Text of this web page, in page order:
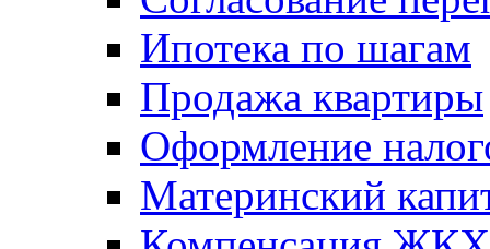
Ипотека по шагам
Продажа квартиры
Оформление
Материнский